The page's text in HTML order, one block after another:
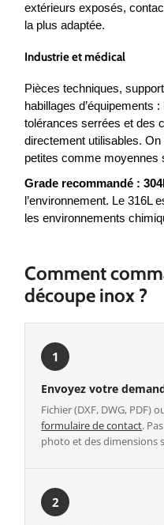
extérieurs exposés,
la plus adaptée.
Industrie et médical
Pièces techniques,
habillages d’équipements
tolérances serrées et des
directement utilisables.
petites comme moyennes
Grade recommandé :
l’environnement. Le 316L
les environnements
Comment
découpe inox ?
1
Envoyez votre
Fichier (DXF, DWG, PDF)
formulaire de contact.
photo et des dimensions
2